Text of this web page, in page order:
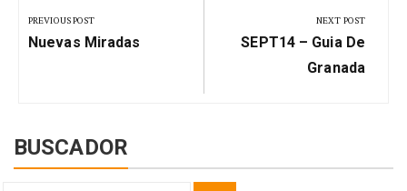
de
entradas
PREVIOUS POST
Previous
Nuevas Miradas
NEXT POST
Next
SEPT14 – Guia De
Granada
BUSCADOR